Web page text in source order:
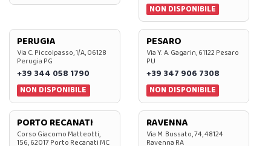
NON DISPONIBILE
PERUGIA
Via C. Piccolpasso, 1/A, 06128
Perugia PG
+39 344 058 1790
NON DISPONIBILE
PESARO
Via Y. A. Gagarin, 61122 Pesaro
PU
+39 347 906 7308
NON DISPONIBILE
PORTO RECANATI
Corso Giacomo Matteotti,
156, 62017 Porto Recanati MC
RAVENNA
Via M. Bussato, 74, 48124
Ravenna RA